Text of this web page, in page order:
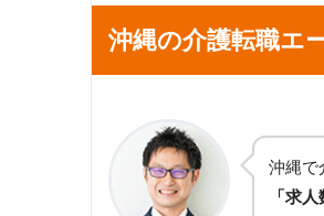
沖縄の介護転職エ
沖縄で
「求